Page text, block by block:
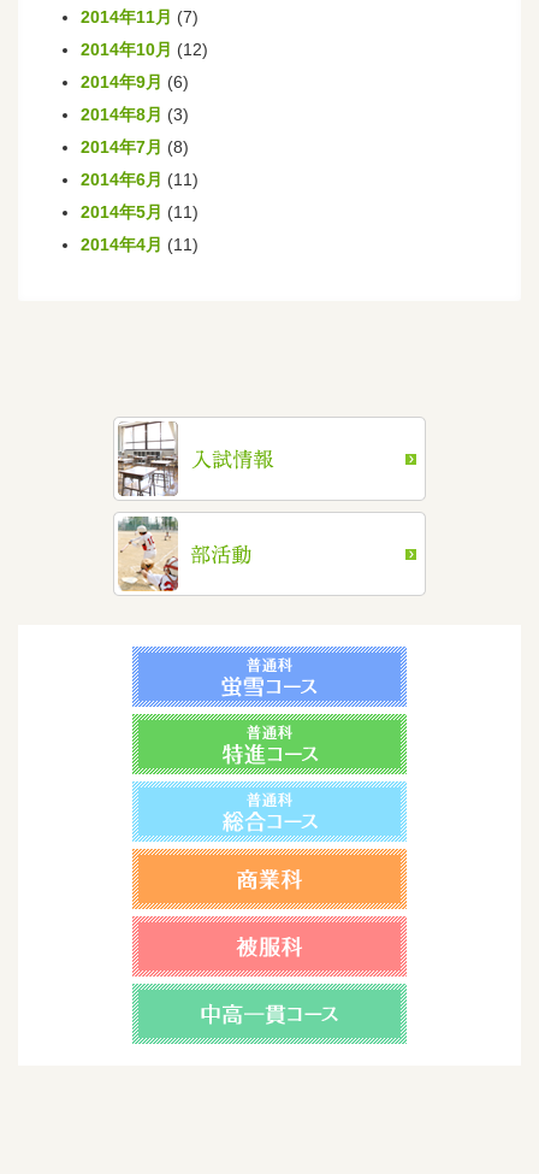
2014年11月 (7)
2014年10月 (12)
2014年9月 (6)
2014年8月 (3)
2014年7月 (8)
2014年6月 (11)
2014年5月 (11)
2014年4月 (11)